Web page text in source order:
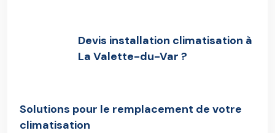
Devis installation climatisation à
La Valette-du-Var ?
Solutions pour le remplacement de votre
climatisation